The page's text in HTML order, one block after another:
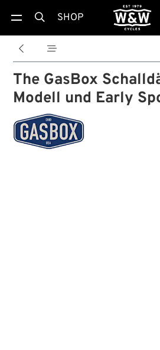
 SHOP
 
The GasBox
Modell und Early